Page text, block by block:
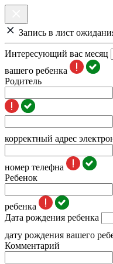
Запись в лист
Интересующий вас месяц
вашего ребенка
Родитель
корректный адрес
номер телефна
Ребенок
ребенка
Дата рождения ребенка
дату рождения вашего
Комментарий